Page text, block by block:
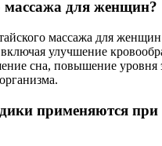
массажа для женщин?
массажа для
улучшение
сна, повышение
применяются при